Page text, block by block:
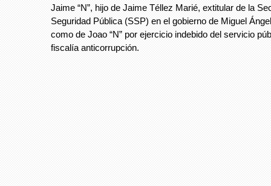
Jaime “N”, hijo de Jaime Téllez Marié, extitular de la
Seguridad Pública (SSP) en el gobierno de Miguel
como de Joao “N” por ejercicio indebido del servicio
fiscalía anticorrupción.